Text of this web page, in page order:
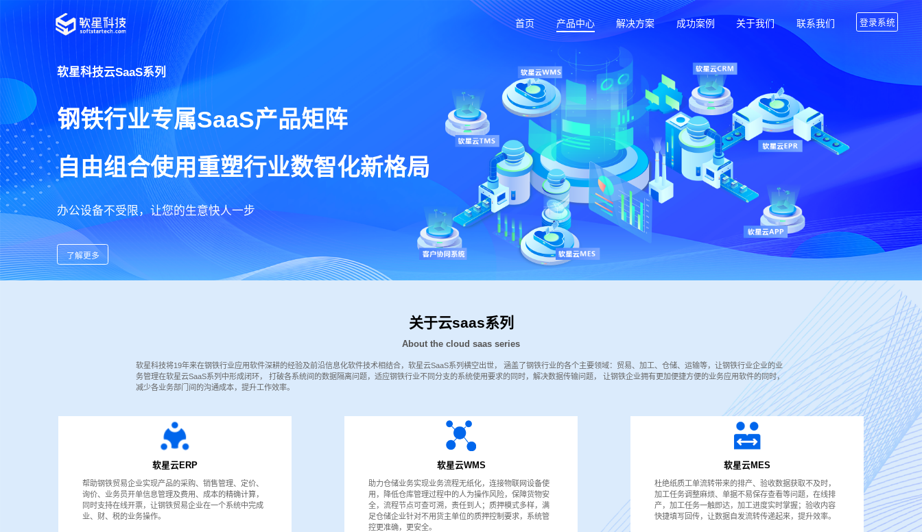
首页 产品中心 解决方案 成功案例 关于我们 联系我们 登录系统
软星科技云SaaS系列
钢铁行业专属SaaS产品矩阵
自由组合使用重塑行业数智化新格局
办公设备不受限，让您的生意快人一步
了解更多
关于云saas系列
About the cloud saas series
软星科技将19年来在钢铁行业应用软件深耕的经验及前沿信息化软件技术相结合，软星云SaaS系列横空出世， 涵盖了钢铁行业的各个主要领域：贸易、加工、仓储、运输等，让钢铁行业企业的业
务管理在软星云SaaS系列中形成闭环， 打破各系统间的数据隔离问题，适应钢铁行业不同分支的系统使用要求的同时，解决数据传输问题， 让钢铁企业拥有更加便捷方便的业务应用软件的同时，
减少各业务部门间的沟通成本，提升工作效率。
软星云ERP
帮助钢铁贸易企业实现产品的采购、销售管理、定价、
询价、业务员开单信息管理及费用、成本的精确计算，
同时支持在线开票，让钢铁贸易企业在一个系统中完成
业、财、税的业务操作。
软星云WMS
助力仓储业务实现业务流程无纸化，连接物联网设备使
用，降低仓库管理过程中的人为操作风险，保障货物安
全，流程节点可查可溯，责任到人；质押模式多样，满
足仓储企业针对不用货主单位的质押控制要求，系统管
控更准确，更安全。
软星云MES
杜绝纸质工单流转带来的排产、验收数据获取不及时，
加工任务调整麻烦、单据不易保存查看等问题，在线排
产，加工任务一触即达，加工进度实时掌握；验收内容
快捷填写回传，让数据自发流转传递起来，提升效率。